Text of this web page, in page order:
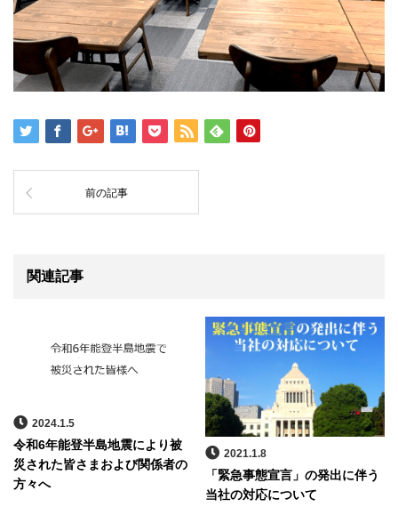
前の記事
関連記事
2024.1.5
令和6年能登半島地震により被
災された皆さまおよび関係者の
方々へ
2021.1.8
「緊急事態宣言」の発出に伴う
当社の対応について